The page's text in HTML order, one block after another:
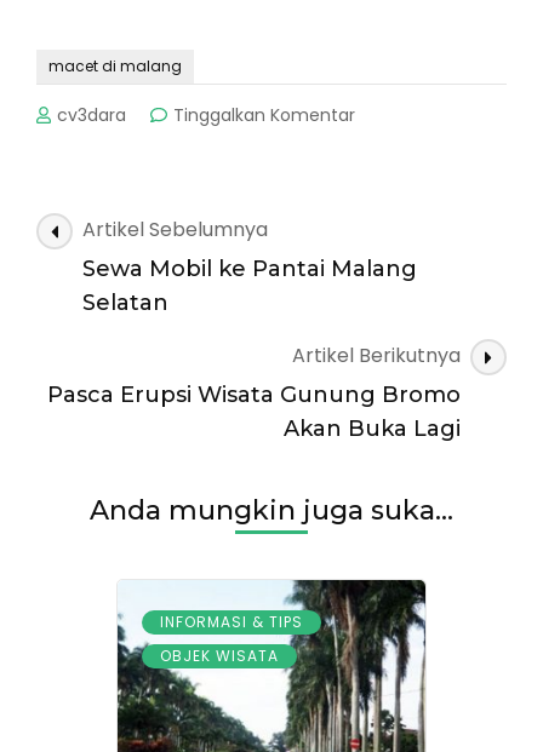
macet di malang
cv3dara Tinggalkan Komentarpada
Adakah
Navigasi
Artikel
Artikel Sebelumnya
Sewa Mobil ke Pantai Malang
Selatan
Artikel Berikutnya
Pasca Erupsi Wisata Gunung Bromo
Akan Buka Lagi
Anda mungkin juga suka...
INFORMASI & TIPS ,
OBJEK WISATA